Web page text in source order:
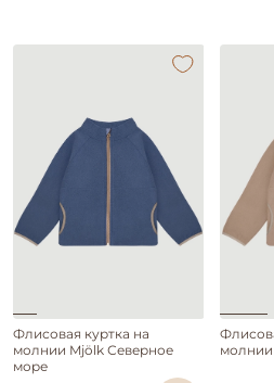
Флисовая куртка на
молнии Mjölk Северное
море